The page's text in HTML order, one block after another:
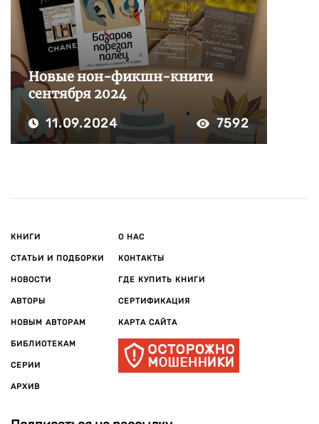
Новые нон-фикшн-книги
сентября 2024
11.09.2024 7592
КНИГИ
СТАТЬИ И ПОДБОРКИ
НОВОСТИ
АВТОРЫ
НОВЫМ АВТОРАМ
БИБЛИОТЕКАМ
СЕРИИ
АРХИВ
О НАС
КОНТАКТЫ
ГДЕ КУПИТЬ КНИГИ
СЕРТИФИКАЦИЯ
КАРТА САЙТА